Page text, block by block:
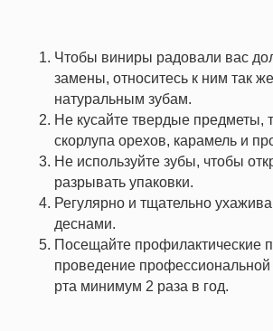
Чтобы виниры радовали вас
замены, относитесь к ним так
натуральным зубам.
Не кусайте твердые предметы,
скорлупа орехов, карамель и
Не используйте зубы, чтобы
разрывать упаковки.
Регулярно и тщательно
деснами.
Посещайте профилактические
проведение профессиональной
рта минимум 2 раза в год.